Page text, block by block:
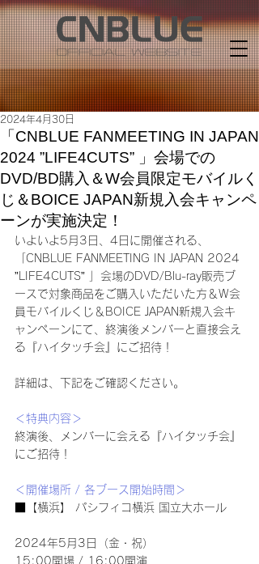
「CNBLUE FANMEETING IN JAPAN
2024 ”LIFE4CUTS” 」会場での
DVD/BD購入＆W会員限定モバイルく
じ＆BOICE JAPAN新規入会キャンペ
ーンが実施決定！
2024年4月30日
いよいよ5月3日、4日に開催される、
「CNBLUE FANMEETING IN JAPAN 2024
”LIFE4CUTS” 」会場のDVD/Blu-ray販売ブ
ースで対象商品をご購入いただいた方＆W会
員モバイルくじ＆BOICE JAPAN新規入会キ
ャンペーンにて、終演後メンバーと直接会え
る『ハイタッチ会』にご招待！
詳細は、下記をご確認ください。
＜特典内容＞
終演後、メンバーに会える『ハイタッチ会』
にご招待！
＜開催場所 / 各ブース開始時間＞
■【横浜】 パシフィコ横浜 国立大ホール
2024年5月3日（金・祝）
15:00開場 / 16:00開演